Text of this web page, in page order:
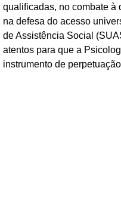
qualificadas, no combate à
na defesa do acesso
de Assistência Social
atentos para que a
instrumento de